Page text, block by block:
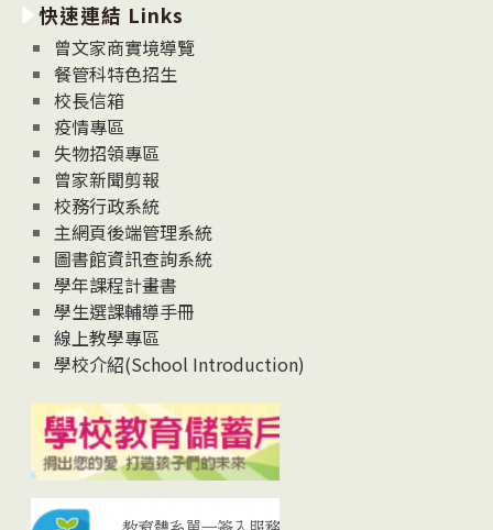
消
息
News
快速連結 Links
曾文家商實境導覽
餐管科特色招生
校長信箱
疫情專區
失物招領專區
曾家新聞剪報
校務行政系統
主網頁後端管理系統
圖書館資訊查詢系統
學年課程計畫書
學生選課輔導手冊
線上教學專區
學校介紹(School Introduction)